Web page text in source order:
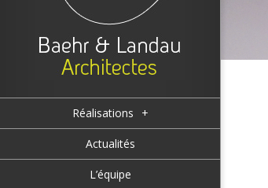
Réalisations +
Actualités
L’équipe